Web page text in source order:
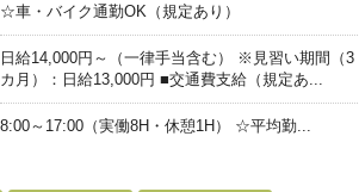
☆車・バイク通勤OK（規定あり）
日給14,000円～（一律手当含む） ※見習い期間（3
カ月）：日給13,000円 ■交通費支給（規定あ...
8:00～17:00（実働8H・休憩1H） ☆平均勤...